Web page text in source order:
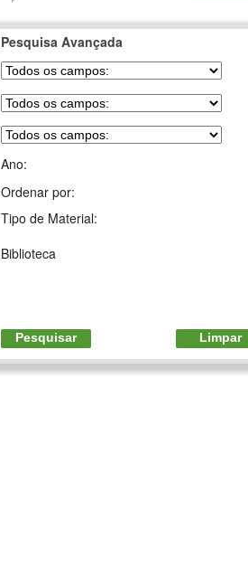
Pesquisa Avançada
Ano:
Ordenar por:
Tipo de Material:
Biblioteca
Pesquisar Limpar